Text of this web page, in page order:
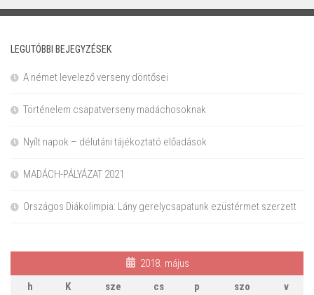
LEGUTÓBBI BEJEGYZÉSEK
A német levelező verseny döntősei
Történelem csapatverseny madáchosoknak
Nyílt napok – délutáni tájékoztató előadások
MADÁCH-PÁLYÁZAT 2021
Országos Diákolimpia: Lány gerelycsapatunk ezüstérmet szerzett
2018. május
h
K sze cs p szo
v